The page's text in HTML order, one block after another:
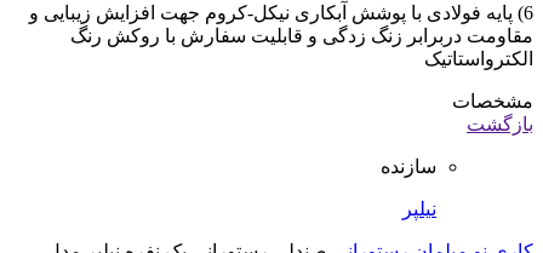
6) پایه فولادی با پوشش آبکاری نیکل-کروم جهت افزایش زیبایی و
مقاومت دربرابر زنگ زدگی و قابلیت سفارش با روکش رنگ
الکترواستاتیک
مشخصات
بازگشت
سازنده
نیلپر